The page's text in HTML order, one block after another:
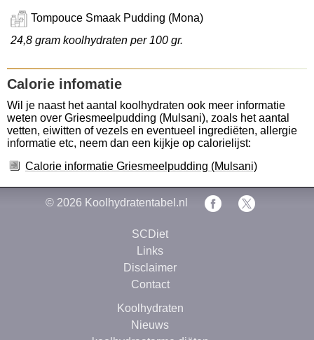
Tompouce Smaak Pudding (Mona)
24,8 gram koolhydraten per 100 gr.
Calorie infomatie
Wil je naast het aantal koolhydraten ook meer informatie
weten over Griesmeelpudding (Mulsani), zoals het aantal
vetten, eiwitten of vezels en eventueel ingrediëten, allergie
informatie etc, neem dan een kijkje op calorielijst:
Calorie informatie Griesmeelpudding (Mulsani)
© 2026 Koolhydratentabel.nl
SCDiet
Links
Disclaimer
Contact
Koolhydraten
Nieuws